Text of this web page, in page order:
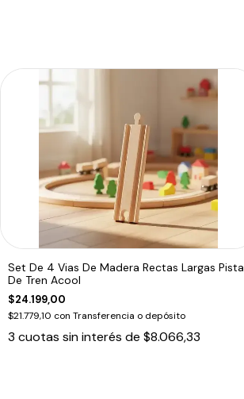
Set De 4 Vias De Madera Rectas Largas Pista
De Tren Acool
$24.199,00
$21.779,10 con Transferencia o depósito
3 cuotas sin interés de $8.066,33